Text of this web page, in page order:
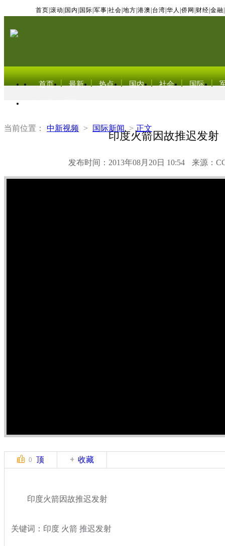
首页 滚动 国内 国际 军事 社会 地方 港澳 台湾 华人 侨网 财经 金融
首页 最新 热点 国内 社会 国际
当前位置： 中新视频 > 国际新闻 > 正文
印度火箭因故推迟发射
发布时间：2013年08月20日 10:54 来源：
0 顶 收藏
印度火箭因故推迟发射
关键词：印度 火箭 推迟发射